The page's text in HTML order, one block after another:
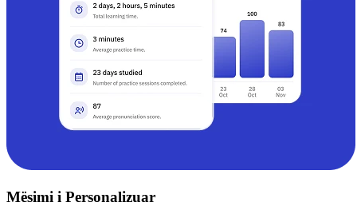
Mësimi i Personalizuar